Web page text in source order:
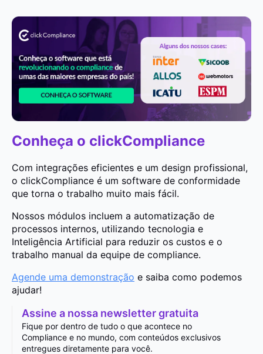
Conheça o clickCompliance
Com integrações eficientes e um design profissional,
o clickCompliance é um software de conformidade
que torna o trabalho muito mais fácil.
Nossos módulos incluem a automatização de
processos internos, utilizando tecnologia e
Inteligência Artificial para reduzir os custos e o
trabalho manual da equipe de compliance.
Agende uma demonstração e saiba como podemos
ajudar!
Assine a nossa newsletter gratuita
Fique por dentro de tudo o que acontece no
Compliance e no mundo, com conteúdos exclusivos
entregues diretamente para você.